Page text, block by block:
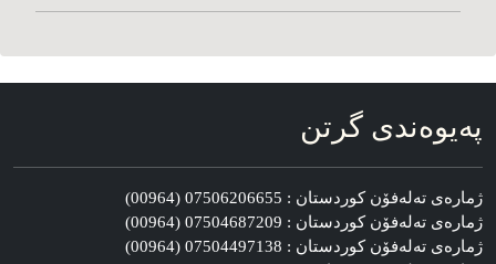
په‌یوه‌ندی گرتن
ژماره‌ی ته‌له‌فۆن کوردستان : 07506206655 (00964)
ژماره‌ی ته‌له‌فۆن کوردستان : 07504687209 (00964)
ژماره‌ی ته‌له‌فۆن کوردستان : 07504497138 (00964)